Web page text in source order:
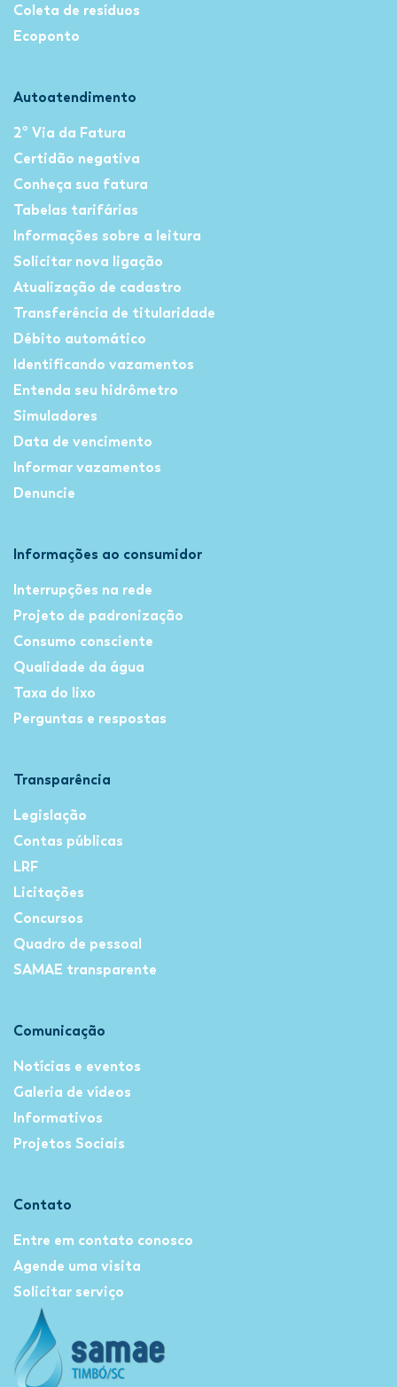
Coleta de resíduos
Ecoponto
Autoatendimento
2º Via da Fatura
Certidão negativa
Conheça sua fatura
Tabelas tarifárias
Informações sobre a leitura
Solicitar nova ligação
Atualização de cadastro
Transferência de titularidade
Débito automático
Identificando vazamentos
Entenda seu hidrômetro
Simuladores
Data de vencimento
Informar vazamentos
Denuncie
Informações ao consumidor
Interrupções na rede
Projeto de padronização
Consumo consciente
Qualidade da água
Taxa do lixo
Perguntas e respostas
Transparência
Legislação
Contas públicas
LRF
Licitações
Concursos
Quadro de pessoal
SAMAE transparente
Comunicação
Notícias e eventos
Galeria de vídeos
Informativos
Projetos Sociais
Contato
Entre em contato conosco
Agende uma visita
Solicitar serviço